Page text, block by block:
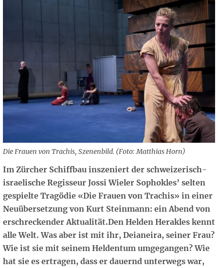
Die Frauen von Trachis, Szenenbild. (Foto: Matthias Horn)
Im Zürcher Schiffbau inszeniert der schweizerisch-
israelische Regisseur Jossi Wieler Sophokles’ selten
gespielte Tragödie «Die Frauen von Trachis» in einer
Neuübersetzung von Kurt Steinmann: ein Abend von
erschreckender Aktualität.Den Helden Herakles kennt
alle Welt. Was aber ist mit ihr, Deianeira, seiner Frau?
Wie ist sie mit seinem Heldentum umgegangen? Wie
hat sie es ertragen, dass er dauernd unterwegs war,